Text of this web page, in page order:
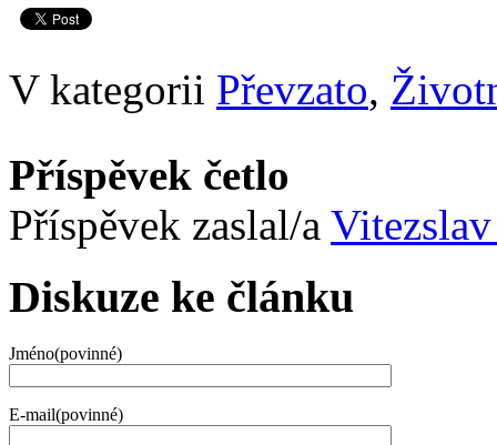
V kategorii Převzato,
Příspěvek četlo
Příspěvek zaslal/a
Diskuze ke článku
Jméno(povinné)
E-mail(povinné)